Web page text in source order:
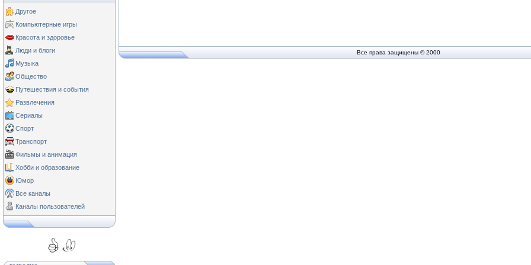
Другое
Компьютерные игры
Красота и здоровье
Люди и блоги
Музыка
Общество
Путешествия и события
Развлечения
Сериалы
Спорт
Транспорт
Фильмы и анимация
Хобби и образование
Юмор
Все каналы
Каналы пользователей
Все права защищены © 2000